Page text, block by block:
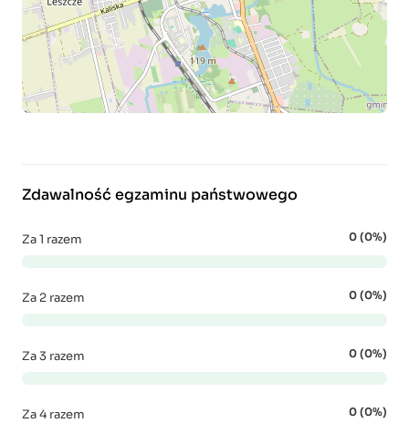
Zdawalność egzaminu państwowego
Za 1 razem 0 (0%)
Za 2 razem 0 (0%)
Za 3 razem 0 (0%)
Za 4 razem 0 (0%)